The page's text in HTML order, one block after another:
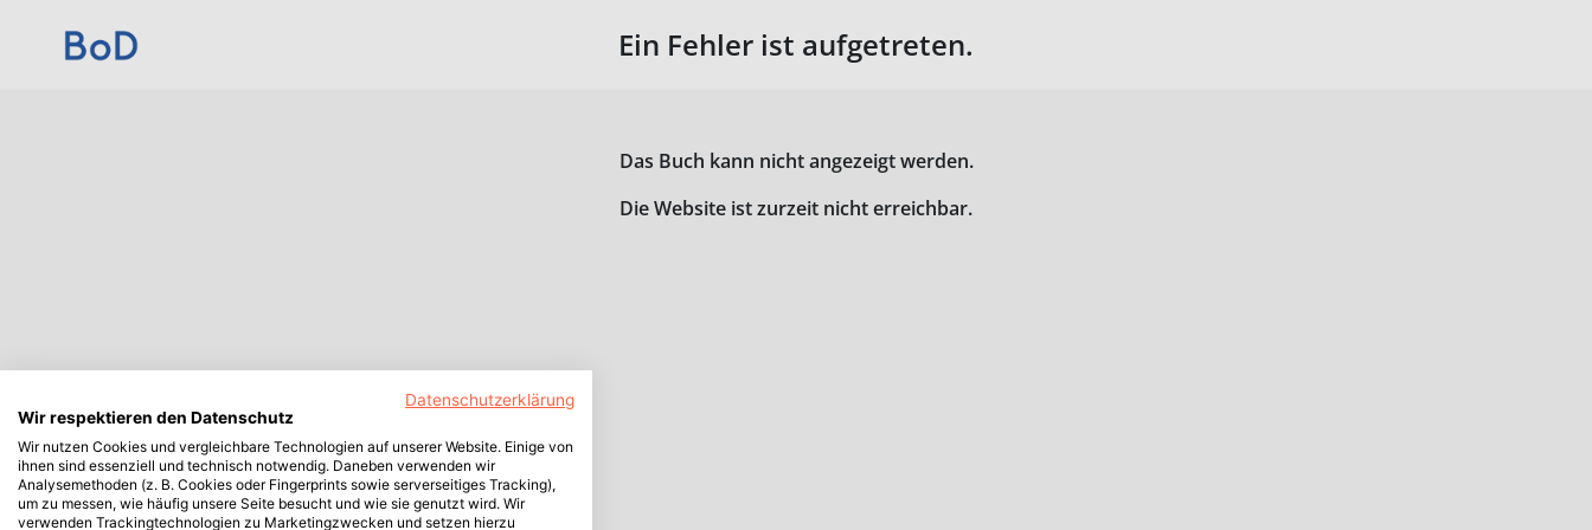
Ein Fehler ist aufgetreten.
Das Buch kann nicht angezeigt werden.
Die Website ist zurzeit nicht erreichbar.
Datenschutzerklärung
Wir respektieren den Datenschutz
Wir nutzen Cookies und vergleichbare Technologien auf unserer Website. Einige von
ihnen sind essenziell und technisch notwendig. Daneben verwenden wir
Analysemethoden (z. B. Cookies oder Fingerprints sowie serverseitiges Tracking),
um zu messen, wie häufig unsere Seite besucht und wie sie genutzt wird. Wir
verwenden Trackingtechnologien zu Marketingzwecken und setzen hierzu